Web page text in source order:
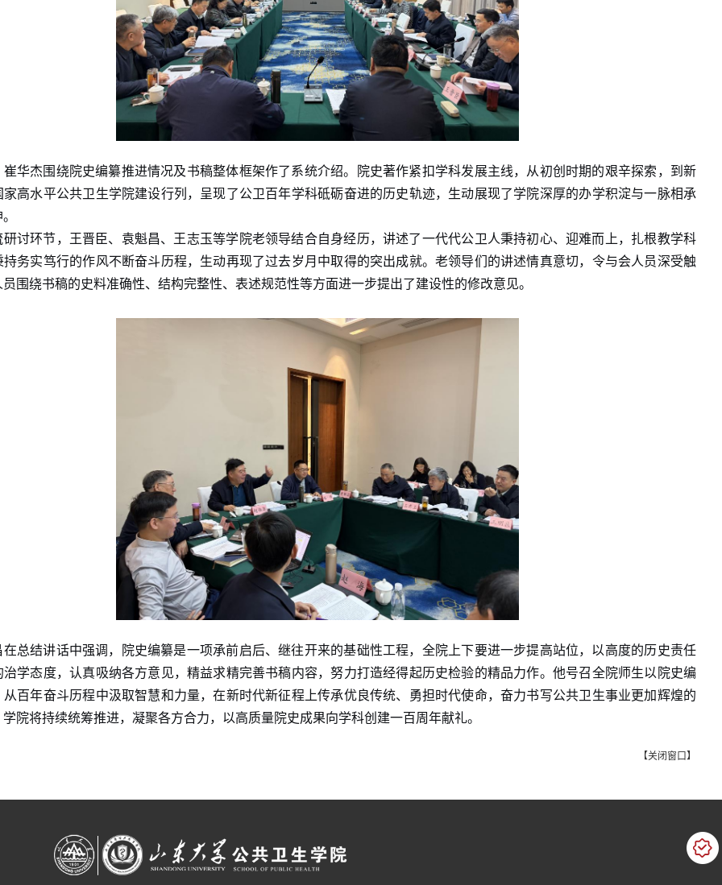
崔华杰围绕院史编纂推进情况及书稿整体框架作了系统介绍。院史著作紧扣学科发展主线，从初创时期的艰辛探索，到新
家高水平公共卫生学院建设行列，呈现了公卫百年学科砥砺奋进的历史轨迹，生动展现了学院深厚的办学积淀与一脉相承
研讨环节，王晋臣、袁魁昌、王志玉等学院老领导结合自身经历，讲述了一代代公卫人秉持初心、迎难而上，扎根教学科
持务实笃行的作风不断奋斗历程，生动再现了过去岁月中取得的突出成就。老领导们的讲述情真意切，令与会人员深受触
围绕书稿的史料准确性、结构完整性、表述规范性等方面进一步提出了建设性的修改意见。
在总结讲话中强调，院史编纂是一项承前启后、继往开来的基础性工程，全院上下要进一步提高站位，以高度的历史责任
治学态度，认真吸纳各方意见，精益求精完善书稿内容，努力打造经得起历史检验的精品力作。他号召全院师生以院史编
从百年奋斗历程中汲取智慧和力量，在新时代新征程上传承优良传统、勇担时代使命，奋力书写公共卫生事业更加辉煌的
院将持续统筹推进，凝聚各方合力，以高质量院史成果向学科创建一百周年献礼。
【关闭窗口】